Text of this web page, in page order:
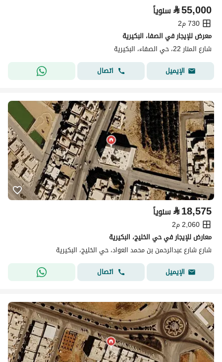
⃁55,000 سنوياً
730 م2
معرض للإيجار في الصفا، البكيرية
شارع المنار 22، حي الصفاء، البكيرية
الإيميل
اتصال
⃁18,575 سنوياً
2,060 م2
معارض للإيجار في حي الخليج، البكيرية
شارع شارع عبدالرحمن بن محمد العواد، حي الخليج، البكيرية
الإيميل
اتصال